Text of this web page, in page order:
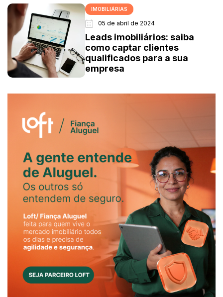
IMOBILIÁRIAS
05 de abril de 2024
Leads imobiliários: saiba
como captar clientes
qualificados para a sua
empresa